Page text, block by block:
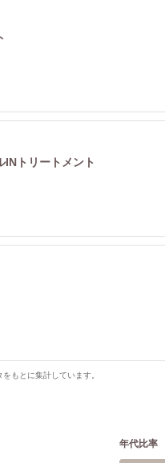
INトリートメント
もとに集計しています。
年代比率